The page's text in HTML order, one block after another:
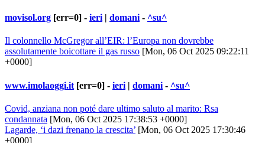
movisol.org [err=0] - ieri | domani - ^su^
Il colonnello McGregor all’EIR: l’Europa non dovrebbe
assolutamente boicottare il gas russo [Mon, 06 Oct 2025 09:22:11
+0000]
www.imolaoggi.it [err=0] - ieri | domani - ^su^
Covid, anziana non poté dare ultimo saluto al marito: Rsa
condannata [Mon, 06 Oct 2025 17:38:53 +0000]
Lagarde, ‘i dazi frenano la crescita’ [Mon, 06 Oct 2025 17:30:46
+0000]